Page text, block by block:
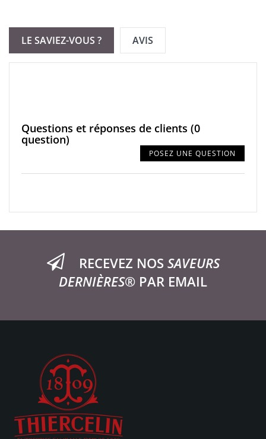
LE SAVIEZ-VOUS ? AVIS
Questions et réponses de clients (0
question)
POSEZ UNE QUESTION
RECEVEZ NOS SAVEURS
DERNIÈRES® PAR EMAIL